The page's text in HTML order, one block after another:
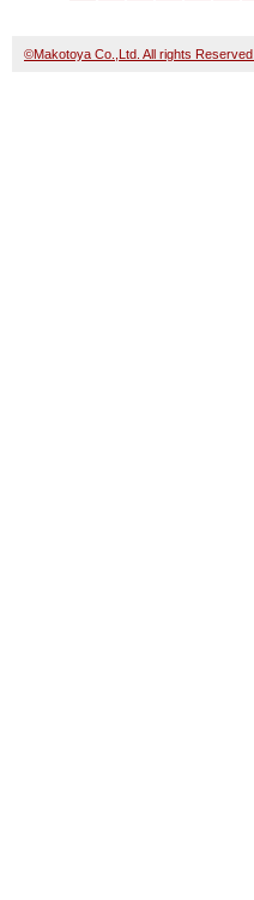
©Makotoya Co.,Ltd. All rights Reserved.